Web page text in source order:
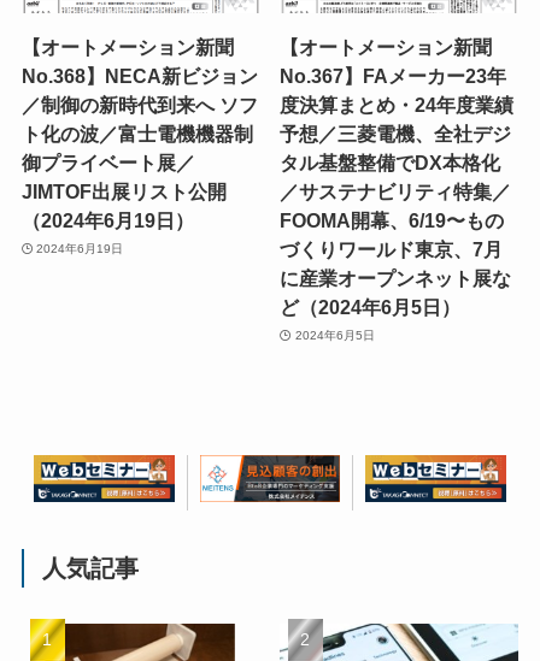
【オートメーション新聞
No.368】NECA新ビジョン
／制御の新時代到来へ ソフ
ト化の波／富士電機機器制
御プライベート展／
JIMTOF出展リスト公開
（2024年6月19日）
2024年6月19日
【オートメーション新聞
No.367】FAメーカー23年
度決算まとめ・24年度業績
予想／三菱電機、全社デジ
タル基盤整備でDX本格化
／サステナビリティ特集／
FOOMA開幕、6/19〜もの
づくりワールド東京、7月
に産業オープンネット展な
ど（2024年6月5日）
2024年6月5日
人気記事